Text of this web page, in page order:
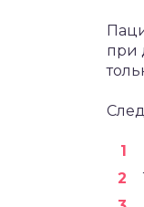
при